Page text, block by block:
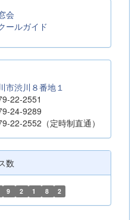
会
ールガイド
市渋川８番地１
22-2551
24-9289
22-2552（定時制直通）
数
9 2 1 8 2